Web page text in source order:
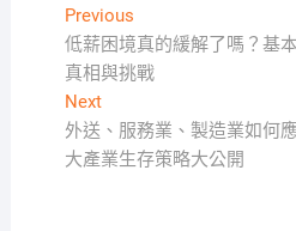
文
章
導
覽
PreviousPrevious
post:
低薪困境真的緩解了嗎？基
真相與挑戰
NextNext
post:
外送、服務業、製造業如何
大產業生存策略大公開